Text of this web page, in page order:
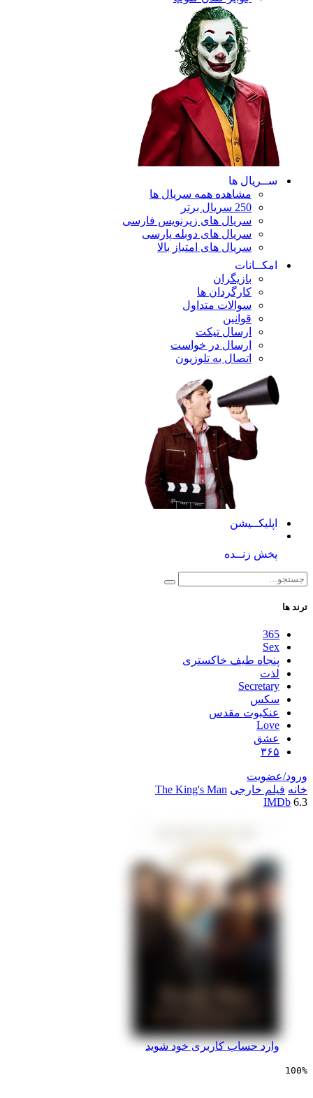
ها
مشاهده همه سریال ها
سریال های زیرنویس فارسی
سریال های دوبله پارسی
سریال های امتیاز بالا
کارگردان ها
سوالات متداول
ارسال تیکت
ارسال در خواست
اتصال به تلوزیون
زنــده
طیف خاکستری
مقدس
خارجی The King's Man
حساب کاربری خود شوید